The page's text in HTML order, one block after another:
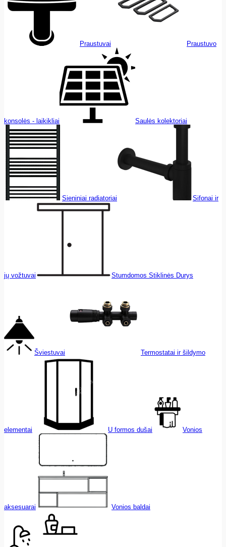
Praustuvai Praustuvo
konsolės - laikikliai Saulės kolektoriai
Sieniniai radiatoriai Sifonai ir
jų vožtuvai Stumdomos Stiklinės Durys
Šviestuvai Termostatai ir šildymo
elementai U formos dušai Vonios
aksesuarai Vonios baldai